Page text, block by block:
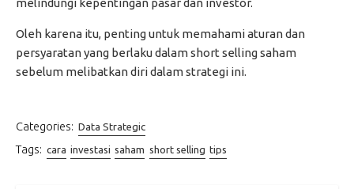
melindungi kepentingan pasar dan investor.
Oleh karena itu, penting untuk memahami aturan dan
persyaratan yang berlaku dalam short selling saham
sebelum melibatkan diri dalam strategi ini.
Categories: Data Strategic
Tags: cara investasi saham short selling tips